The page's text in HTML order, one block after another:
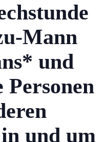
Mann
und
und um